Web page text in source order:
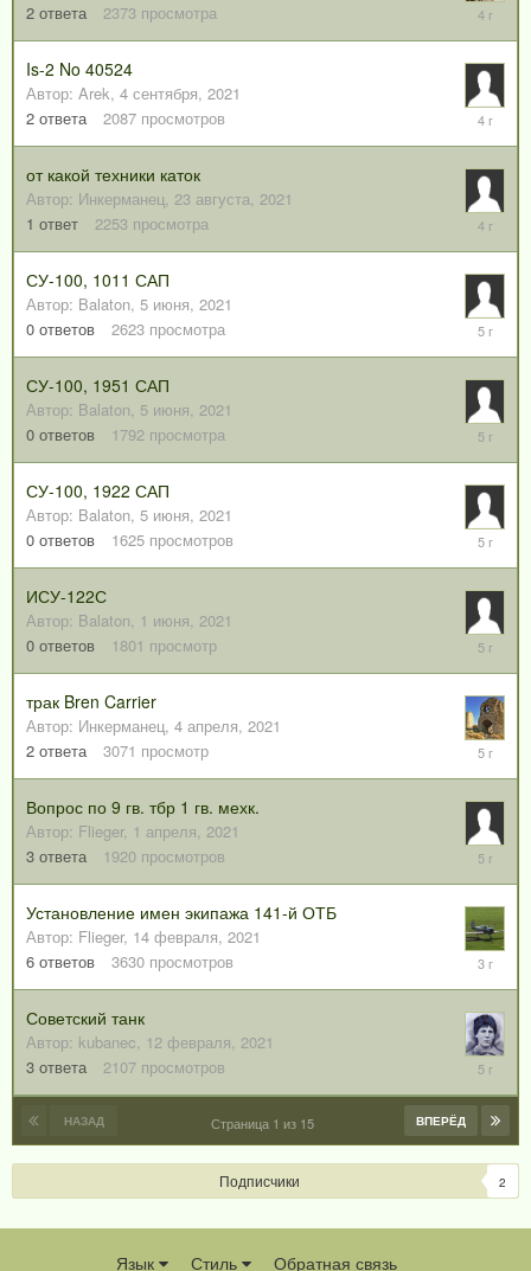
2 ответа 2373 просмотра
2021
Is-2 No 40524
Автор: Arek, 4 сентября, 2021
2 ответа 2087 просмотров
2021
от какой техники каток
Автор: Инкерманец, 23 августа, 2021
1 ответ 2253 просмотра
28
2022
СУ-100, 1011 САП
Автор: Balaton, 5 июня, 2021
0 ответов 2623 просмотра
2021
СУ-100, 1951 САП
Автор: Balaton, 5 июня, 2021
0 ответов 1792 просмотра
2021
СУ-100, 1922 САП
Автор: Balaton, 5 июня, 2021
0 ответов 1625 просмотров
2021
ИСУ-122С
Автор: Balaton, 1 июня, 2021
0 ответов 1801 просмотр
2021
трак Bren Carrier
Автор: Инкерманец, 4 апреля, 2021
2 ответа 3071 просмотр
2021
Вопрос по 9 гв. тбр 1 гв. мехк.
Автор: Flieger, 1 апреля, 2021
3 ответа 1920 просмотров
2021
Установление имен экипажа 141-й ОТБ
Автор: Flieger, 14 февраля, 2021
6 ответов 3630 просмотров
28
2022
Советский танк
Автор: kubanec, 12 февраля, 2021
3 ответа 2107 просмотров
17
2021
НАЗАД ВПЕРЁД
Страница 1 из 15
Подписчики 2
Язык Стиль Обратная связь